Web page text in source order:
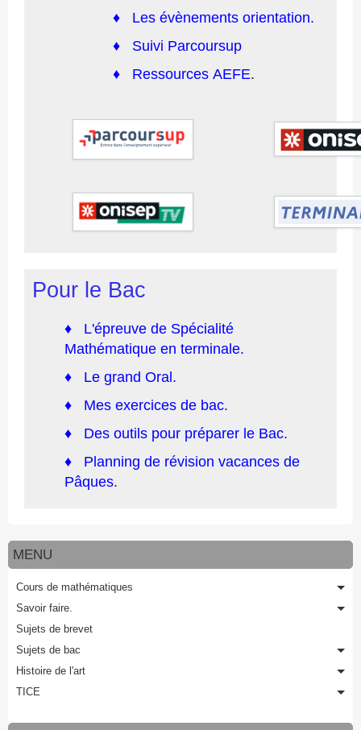
♦ Les évènements orientation.
♦ Suivi Parcoursup
♦ Ressources AEFE.
Pour le Bac
♦ L'épreuve de Spécialité
Mathématique en terminale.
♦ Le grand Oral.
♦ Mes exercices de bac.
♦ Des outils pour préparer le Bac.
♦ Planning de révision vacances de
Pâques.
MENU
Cours de mathématiques
Savoir faire.
Sujets de brevet
Sujets de bac
Histoire de l'art
TICE